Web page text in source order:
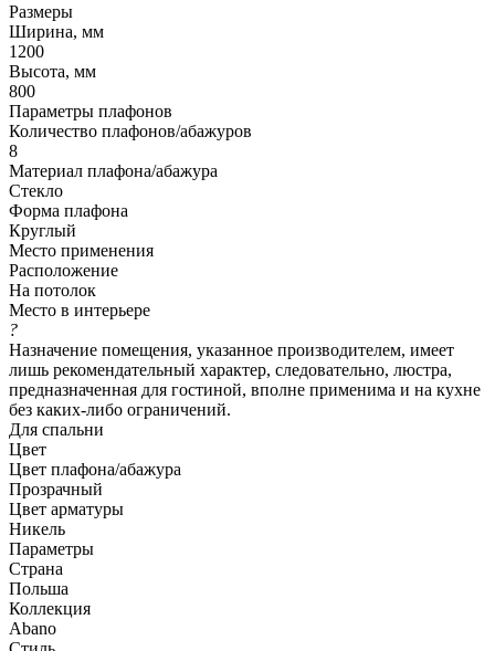
Размеры
Ширина, мм
1200
Высота, мм
800
Параметры плафонов
Количество плафонов/абажуров
8
Материал плафона/абажура
Стекло
Форма плафона
Круглый
Место применения
Расположение
На потолок
Место в интерьере
?
Назначение помещения, указанное производителем, имеет
лишь рекомендательный характер, следовательно, люстра,
предназначенная для гостиной, вполне применима и на кухне
без каких-либо ограничений.
Для спальни
Цвет
Цвет плафона/абажура
Прозрачный
Цвет арматуры
Никель
Параметры
Страна
Польша
Коллекция
Abano